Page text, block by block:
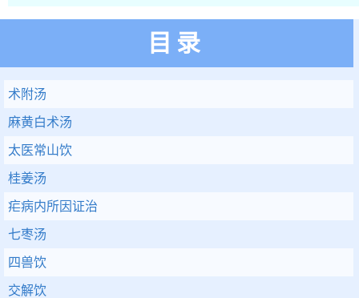
目录
术附汤
麻黄白术汤
太医常山饮
桂姜汤
疟病内所因证治
七枣汤
四兽饮
交解饮